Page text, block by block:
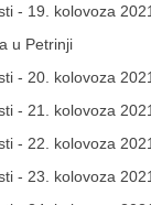
- 19. kolovoza 2021.
u Petrinji
- 20. kolovoza 2021.
- 21. kolovoza 2021.
- 22. kolovoza 2021.
- 23. kolovoza 2021.